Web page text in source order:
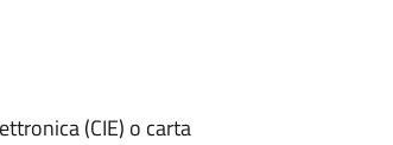
(CIE) o carta